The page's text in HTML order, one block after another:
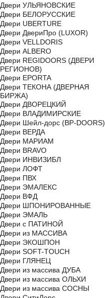
Двери УЛЬЯНОВСКИЕ
Двери БЕЛОРУССКИЕ
Двери UBERTURE
Двери ДвериПро (LUXOR)
Двери VELLDORIS
Двери ALBERO
Двери REGIDOORS (ДВЕРИ
РЕГИОНОВ)
Двери EPORTA
Двери ТЕКОНА (ДВЕРНАЯ
БИРЖА)
Двери ДВОРЕЦКИЙ
Двери ВЛАДИМИРСКИЕ
Двери Шейл-дорс (BP-DOORS)
Двери ВЕРДА
Двери МАРИАМ
Двери BRAVO
Двери ИНВИЗИБЛ
Двери ЛОФТ
Двери ПВХ
Двери ЭМАЛЕКС
Двери ВФД
Двери ШПОНИРОВАННЫЕ
Двери ЭМАЛЬ
Двери с ПАТИНОЙ
Двери из МАССИВА
Двери ЭКОШПОН
Двери SOFT-TOUCH
Двери ГЛЯНЕЦ
Двери из массива ДУБА
Двери из массива ОЛЬХИ
Двери из массива СОСНЫ